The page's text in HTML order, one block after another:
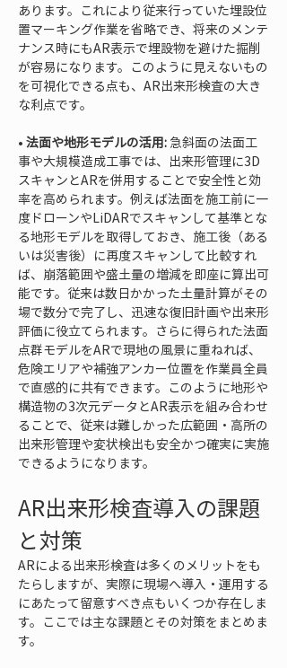
あります。これにより従来行っていた埋設位
置マーキング作業を省略でき、将来のメンテ
ナンス時にもAR表示で埋設物を避けた掘削
が容易になります。このように見えないもの
を可視化できる点も、AR出来形検査の大き
• 法面や地形モデルの活用: 急斜面の法面工
事や大規模造成工事では、出来形管理に3D
スキャンとARを併用することで安全性と効
率を高められます。例えば法面を施工前に一
度ドローンやLiDARでスキャンして基準とな
る地形モデルを取得しておき、施工後（ある
いは災害後）に再度スキャンして比較すれ
ば、崩落範囲や盛土量の増減を即座に算出可
能です。従来は数日かかった土量計算がその
場で数分で完了し、迅速な復旧計画や出来形
評価に役立てられます。さらに得られた法面
点群モデルをARで現地の風景に重ねれば、
危険エリアや補強アンカー位置を作業員全員
で直感的に共有できます。このように地形や
構造物の3次元データとAR表示を組み合わせ
ることで、従来は難しかった広範囲・高所の
出来形管理や変状検出も安全かつ確実に実施
できるようになります。
AR出来形検査導入の課題
と対策
ARによる出来形検査は多くのメリットをも
たらしますが、実際に現場へ導入・運用する
にあたって留意すべき点もいくつか存在しま
す。ここでは主な課題とその対策をまとめま
す。